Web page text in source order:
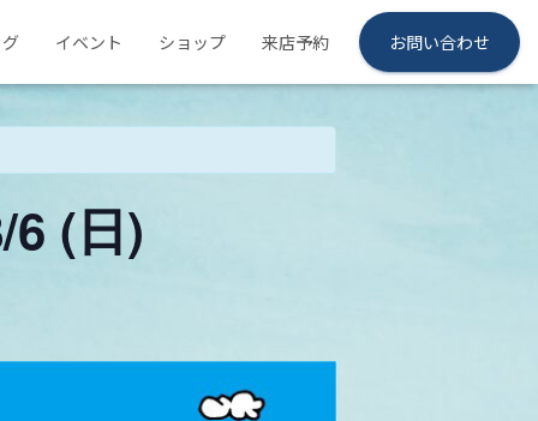
イベント ショップ 来店予約 お問い合わせ
(日)